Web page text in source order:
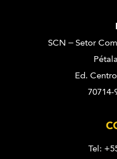
SCN – Setor
Ed.
70714-
Tel: